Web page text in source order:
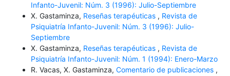
Infanto-Juvenil: Núm. 3 (1996): Julio-Septiembre
X. Gastaminza, Reseñas terapéuticas , Revista de
Psiquiatría Infanto-Juvenil: Núm. 3 (1996): Julio-
Septiembre
X. Gastaminza, Reseñas terapéuticas , Revista de
Psiquiatría Infanto-Juvenil: Núm. 1 (1994): Enero-Marzo
R. Vacas, X. Gastaminza, Comentario de publicaciones ,